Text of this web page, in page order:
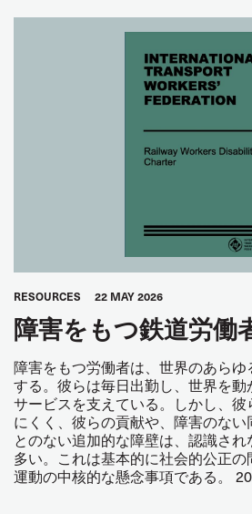
RESOURCES 22 MAY 2026
障害をもつ鉄道労働
障害をもつ労働者は、世界のあら
する。彼らは毎日出勤し、世界を
サービスを支えている。しかし、彼
にくく、彼らの貢献や、障害のない
とのない追加的な障壁は、認識さ
多い。これは基本的に社会的公正
運動の中核的な懸念事項である。